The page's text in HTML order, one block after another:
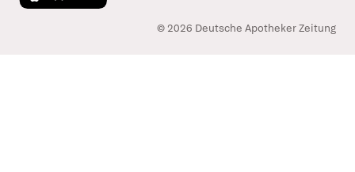
© 2026 Deutsche Apotheker Zeitung